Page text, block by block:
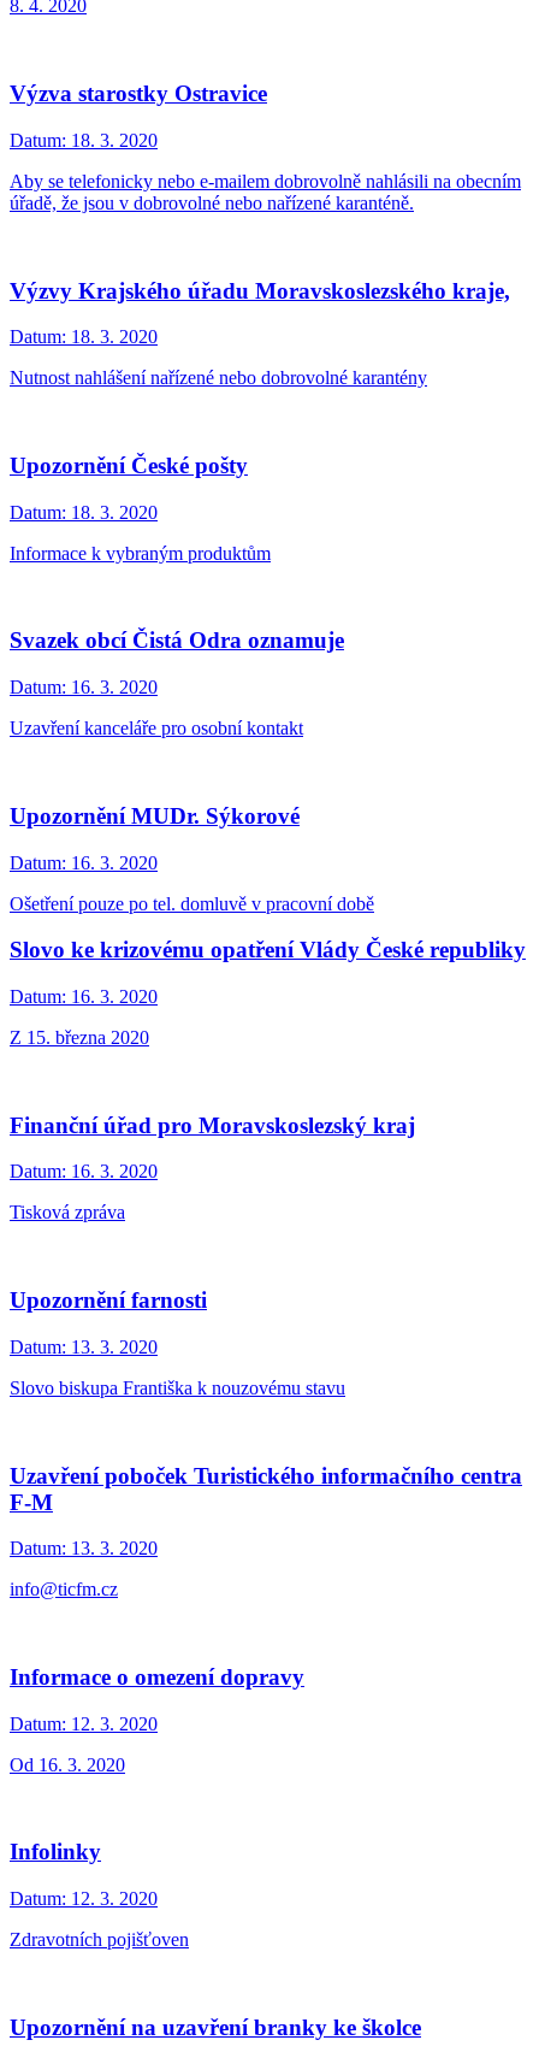
8. 4. 2020
Výzva starostky Ostravice
Datum: 18. 3. 2020
Aby se telefonicky nebo e-mailem dobrovolně nahlásili na obecním
úřadě, že jsou v dobrovolné nebo nařízené karanténě.
Výzvy Krajského úřadu Moravskoslezského kraje,
Datum: 18. 3. 2020
Nutnost nahlášení nařízené nebo dobrovolné karantény
Upozornění České pošty
Datum: 18. 3. 2020
Informace k vybraným produktům
Svazek obcí Čistá Odra oznamuje
Datum: 16. 3. 2020
Uzavření kanceláře pro osobní kontakt
Upozornění MUDr. Sýkorové
Datum: 16. 3. 2020
Ošetření pouze po tel. domluvě v pracovní době
Slovo ke krizovému opatření Vlády České republiky
Datum: 16. 3. 2020
Z 15. března 2020
Finanční úřad pro Moravskoslezský kraj
Datum: 16. 3. 2020
Tisková zpráva
Upozornění farnosti
Datum: 13. 3. 2020
Slovo biskupa Františka k nouzovému stavu
Uzavření poboček Turistického informačního centra
F-M
Datum: 13. 3. 2020
info@ticfm.cz
Informace o omezení dopravy
Datum: 12. 3. 2020
Od 16. 3. 2020
Infolinky
Datum: 12. 3. 2020
Zdravotních pojišťoven
Upozornění na uzavření branky ke školce